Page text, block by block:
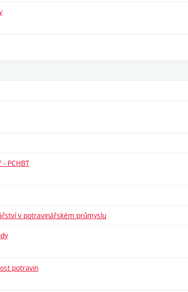
PCHBT
v potravinářském průmyslu
potravin